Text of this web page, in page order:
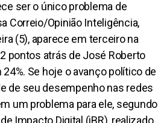
ser o único problema de
Correio/Opinião Inteligência,
(5), aparece em terceiro na
pontos atrás de José Roberto
24%. Se hoje o avanço político de
de seu desempenho nas redes
um problema para ele, segundo
Impacto Digital (iBR), realizado